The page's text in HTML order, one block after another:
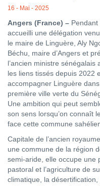
16 - Mai - 2025
Angers (France) – Pendant
accueilli une délégation
le maire de Linguère, Aly
Béchu, maire d’Angers et
l’ancien ministre
les liens tissés depuis 2022
accompagner Linguère
première ville verte du
Une ambition qui peut
son sens lorsqu’on connaît
face cette commune
Capitale de l’ancien
une commune de la région
semi-aride, elle occupe une
pastoral et l’agriculture de
climatique, la